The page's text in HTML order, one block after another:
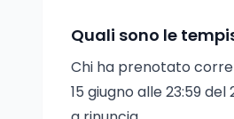
Quali sono le
Chi ha prenotato
15 giugno alle 23:59